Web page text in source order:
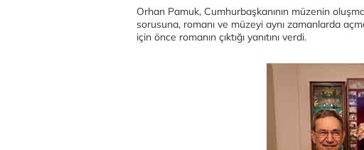
Orhan Pamuk, Cumhurbaşkanının müzenin
sorusuna, romanı ve müzeyi aynı zamanlarda
için önce romanın çıktığı yanıtını verdi.